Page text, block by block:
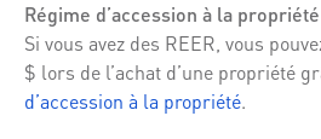
Régime d’accession à la propriété
Si vous avez des REER, vous
$ lors de l’achat d’une propriété
d’accession à la propriété.